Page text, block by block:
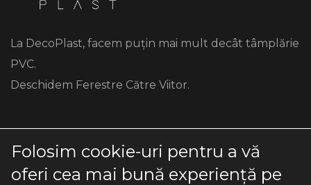
La DecoPlast, facem puțin mai mult decât tâmplărie
PVC.
Deschidem Ferestre Către Viitor.
Contact
Folosim cookie-uri pentru a vă
oferi cea mai bună experiență pe